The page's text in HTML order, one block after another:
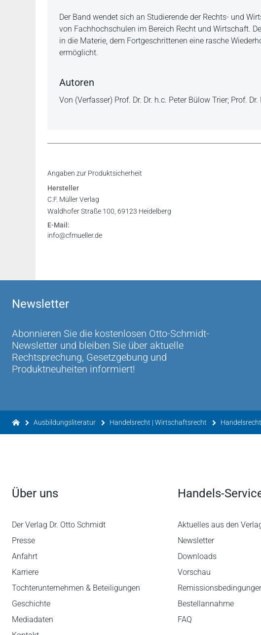
Der Band wendet sich an Studierende der Rechts- und
von Fachhochschulen im Bereich Recht und Wirtschaft.
in die Materie, dem Fortgeschrittenen eine rasche
ermöglicht.
Autoren
Von (Verfasser) Prof. Dr. Dr. h.c. Peter Bülow Trier; Prof.
Wer schon immer kurz gefasst die handelsrechtliche
richtig. Es ist und bleibt eine Empfehlung.
www.referendare-darmstadt.de 10.06.2015
Sein gut verständlicher Stil und die Beschränkung auf
Wirtschaftsstudenten werden es nicht so intensiv
Register
Angaben zur Produktsicherheit
Hersteller
C.F. Müller Verlag
Waldhofer Straße 100, 69123 Heidelberg
E-Mail:
info@cfmueller.de
Newsletter
Abonnieren Sie die kostenlosen Otto-Schmidt-
Newsletter und bleiben Sie über aktuelle
Rechtsprechung, Gesetzgebung und
Produktneuheiten informiert!
Ausbildungsliteratur Handelsrecht | Wirtschaftsrecht Handelsrecht
Über uns
Der Verlag Dr. Otto Schmidt
Presse
Anfahrt
Karriere
Tochterunternehmen & Beteiligungen
Geschichte
Mediadaten
Handels-
Aktuelles aus den
Newsletter
Downloads
Vorschau
Bestellannahme
FAQ